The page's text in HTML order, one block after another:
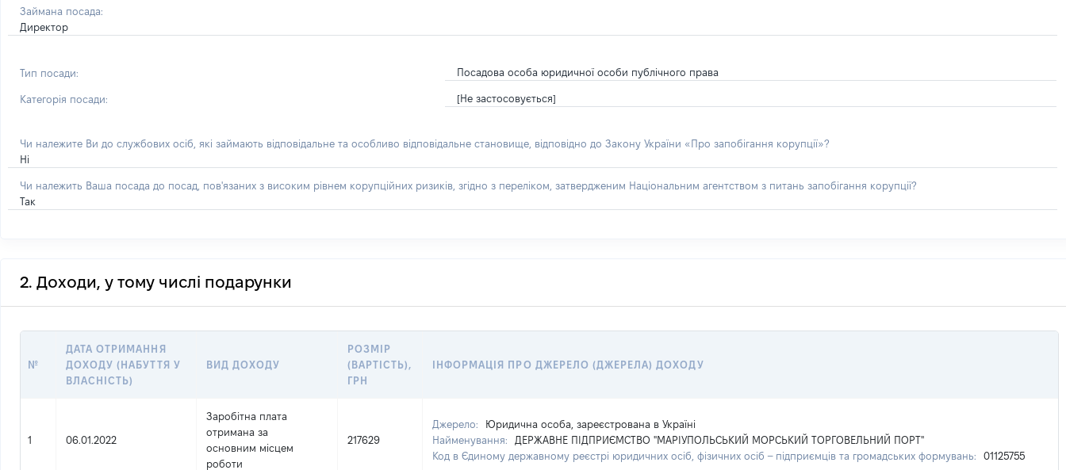
Займана посада:
Директор
Тип посади: Посадова особа юридичної особи публічного права
Категорія посади: [Не застосовується]
Чи належите Ви до службових осіб, які займають відповідальне та особливо відповідальне становище, відповідно до Закону України «Про запобігання корупції»?
Ні
Чи належить Ваша посада до посад, пов'язаних з високим рівнем корупційних ризиків, згідно з переліком, затвердженим Національним агентством з питань запобігання корупції?
Так
2. Доходи, у тому числі подарунки
№
ДАТА ОТРИМАННЯ
ДОХОДУ (НАБУТТЯ У
ВЛАСНІСТЬ)
ВИД ДОХОДУ
РОЗМІР
(ВАРТІСТЬ),
ГРН
ІНФОРМАЦІЯ ПРО ДЖЕРЕЛО (ДЖЕРЕЛА) ДОХОДУ
1 06.01.2022
Заробітна плата
отримана за
основним місцем
роботи
217629
Джерело:
Юридична особа, зареєстрована в Україні
Найменування:
ДЕРЖАВНЕ ПІДПРИЄМСТВО "МАРІУПОЛЬСЬКИЙ МОРСЬКИЙ ТОРГОВЕЛЬНИЙ ПОРТ"
Код в Єдиному державному реєстрі юридичних осіб, фізичних осіб – підприємців та громадських формувань:
01125755